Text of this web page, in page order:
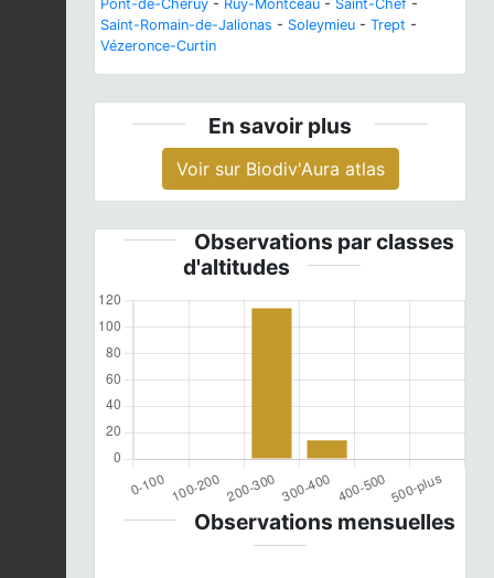
Pont-de-Chéruy - Ruy-Montceau - Saint-Chef -
Saint-Romain-de-Jalionas - Soleymieu - Trept -
Vézeronce-Curtin
En savoir plus
Voir sur Biodiv'Aura atlas
Observations par classes
d'altitudes
Observations mensuelles